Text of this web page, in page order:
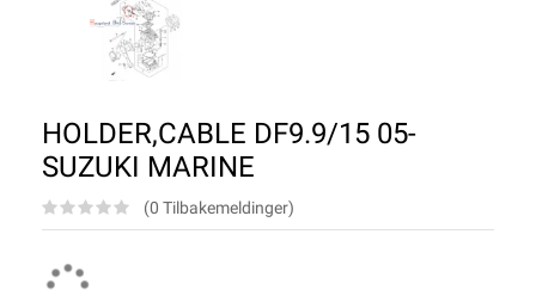
HOLDER,CABLE DF9.9/15 05-
SUZUKI MARINE
(0 Tilbakemeldinger)